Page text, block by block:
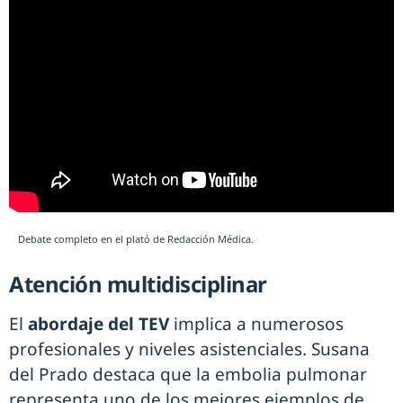
Debate completo en el plató de Redacción Médica.
Atención multidisciplinar
El abordaje del TEVimplica a numerosos
profesionales y niveles asistenciales. Susana
del Prado destaca que la embolia pulmonar